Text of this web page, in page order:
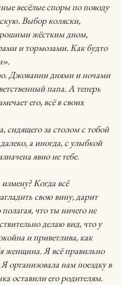
весёлые споры по поводу
Выбор коляски,
жёстким дном,
и тормозами. Как будто
Джованни днями и ночами
папа. А теперь
его, всё в своих
сидящего за столом с тобой
а иногда, с улыбкой
явно не тебе.
Когда всё
свою вину, дарит
что ты ничего не
делаю вид, что у
и приветлива, как
женщина. Я всё правильно
организовала нам поездку в
оставили его родителям.